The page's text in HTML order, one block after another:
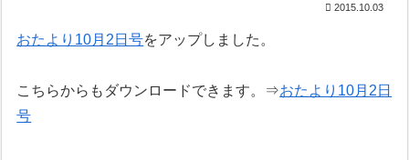
2015.10.03
おたより10月2日号をアップしました。
こちらからもダウンロードできます。⇒おたより10月2日
号